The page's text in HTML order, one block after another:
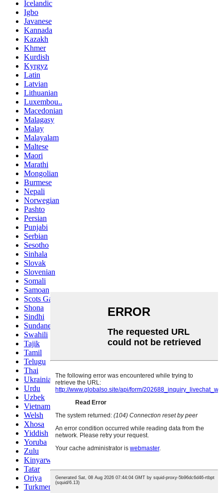
Icelandic
Igbo
Javanese
Kannada
Kazakh
Khmer
Kurdish
Kyrgyz
Latin
Latvian
Lithuanian
Luxembou..
Macedonian
Malagasy
Malay
Malayalam
Maltese
Maori
Marathi
Mongolian
Burmese
Nepali
Norwegian
Pashto
Persian
Punjabi
Serbian
Sesotho
Sinhala
Slovak
Slovenian
Somali
Samoan
Scots Gaelic
Shona
Sindhi
Sundanese
Swahili
Tajik
Tamil
Telugu
Thai
Ukrainian
Urdu
Uzbek
Vietnamese
Welsh
Xhosa
Yiddish
Yoruba
Zulu
Kinyarwanda
Tatar
Oriya
Turkmen